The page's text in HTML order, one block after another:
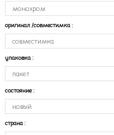
оригинал /совместимка :
упаковка :
состояние :
страна :